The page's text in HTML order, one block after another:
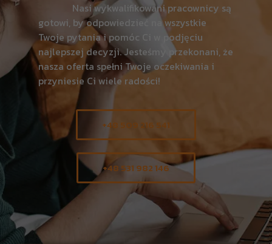
Nasi wykwalifikowani pracownicy są
gotowi, by odpowiedzieć na wszystkie
Twoje pytania i pomóc Ci w podjęciu
najlepszej decyzji. Jesteśmy przekonani, że
nasza oferta spełni Twoje oczekiwania i
przyniesie Ci wiele radości!
+48 509 216 541
+48 531 982 146